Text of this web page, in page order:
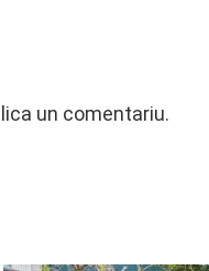
un comentariu.